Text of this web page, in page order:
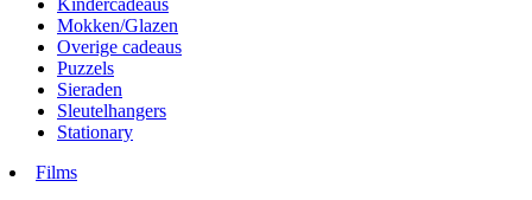
Kindercadeaus
Mokken/Glazen
Overige cadeaus
Puzzels
Sieraden
Sleutelhangers
Stationary
Films